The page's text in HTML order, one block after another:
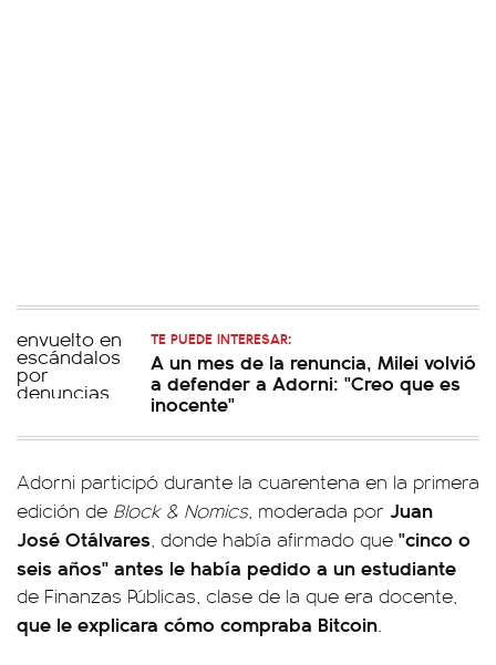
TE PUEDE INTERESAR:
A un mes de la renuncia, Milei volvió
a defender a Adorni: "Creo que es
inocente"
Adorni participó durante la cuarentena en la primera
edición de Block & Nomics, moderada por Juan
José Otálvares, donde había afirmado que "cinco o
seis años" antes le había pedido a un estudiante
de Finanzas Públicas, clase de la que era docente,
que le explicara cómo compraba Bitcoin.